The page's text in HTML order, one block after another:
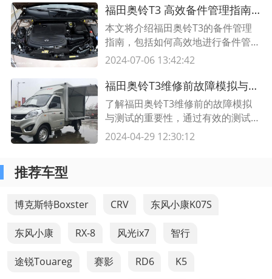
何轻松处理福田奥铃T3的各类维修
问题。
福田奥铃T3 高效备件管理指南，让维修更简便
本文将介绍福田奥铃T3的备件管理
指南，包括如何高效地进行备件管
理，以及通过合理规划和组织备件库
2024-07-06 13:42:42
福田奥铃T3维修前故障模拟与测试的重要性
了解福田奥铃T3维修前的故障模拟
与测试的重要性，通过有效的测试程
序可以准确找出车辆故障并做出相应
2024-04-29 12:30:12
推荐车型
博克斯特Boxster CRV 东风小康K07S
东风小康 RX-8 风光ix7 智行
途锐Touareg 赛影 RD6 K5